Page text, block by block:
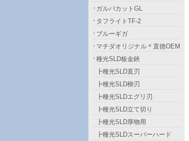
ガルバカットGL
タフライトTF-2
ブルーギガ
マチダオリジナル＊直徳OEM
種光SLD板金鋏
┣種光SLD直刃
┣種光SLD柳刃
┣種光SLDエグリ刃
┣種光SLD立て切り
┣種光SLD厚物用
┣種光SLDスーパーハード